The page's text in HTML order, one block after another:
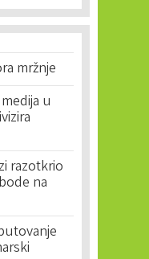
mržnje
u
razotkrio
na